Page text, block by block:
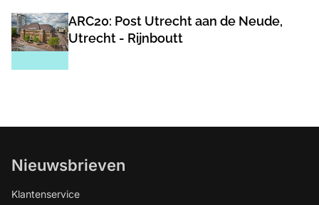
ARC20: Post Utrecht aan de Neude,
Utrecht - Rijnboutt
Nieuwsbrieven
Klantenservice